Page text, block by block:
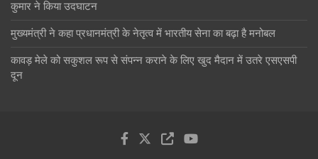
कुमार ने किया उदघाटन
मुख्यमंत्री ने कहा प्रधानमंत्री के नेतृत्व में भारतीय सेना का बढ़ा है मनोबल
कावड़ मेले को सकुशल रूप से संपन्न कराने के लिए खुद मैदान में उतरे एसएसपी
दून